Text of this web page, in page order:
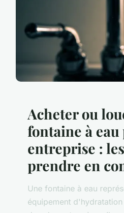
Acheter ou
fontaine à eau
entreprise :
prendre en
Une fontaine à eau
équipement